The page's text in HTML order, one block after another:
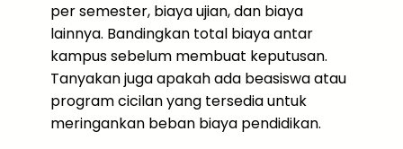
per semester, biaya ujian, dan biaya
lainnya. Bandingkan total biaya antar
kampus sebelum membuat keputusan.
Tanyakan juga apakah ada beasiswa atau
program cicilan yang tersedia untuk
meringankan beban biaya pendidikan.